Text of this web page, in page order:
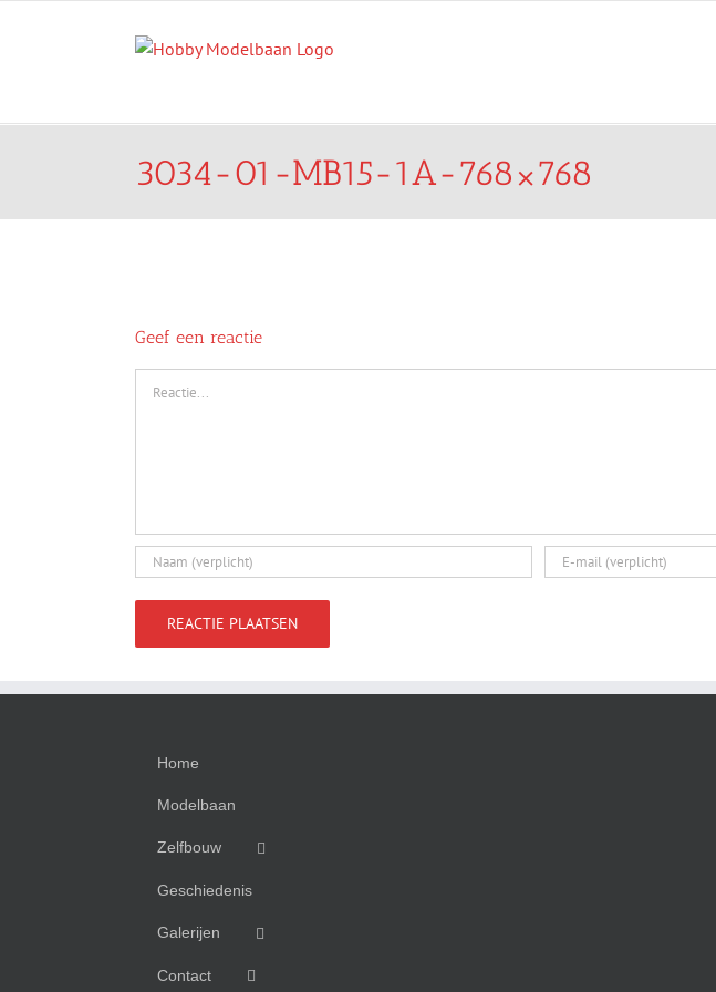
3034-01-MB15-1A-768×768
Geef een reactie
Home
Modelbaan
Zelfbouw
Geschiedenis
Galerijen
Contact